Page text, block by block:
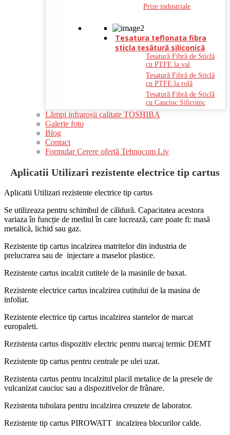
Prize industriale
Tesatura teflonata fibra
sticla ţesătură siliconică
Tesatură Fibră de Sticlă
cu PTFE la val
Tesatură Fibră de Sticlă
cu PTFE la rolă
Tesatură Fibră de Sticlă
cu Cauciuc Siliconic
Lămpi infraroșii calitate TOSHIBA
Galerie foto
Blog
Contact
Formular Cerere ofertă Tehnocom Liv
Aplicatii Utilizari rezistente electrice tip cartus
Aplicatii Utilizari rezistente electrice tip cartus
Se utilizeaza pentru schimbul de căldură. Capacitatea acestora
variaza în funcție de mediul în care lucrează, care poate fi: masă
metalică, lichid sau gaz.
Rezistente tip cartus incalzirea matritelor din industria de
prelucrarea sau de injectare a maselor plastice.
Rezistente cartus incalzit cutitele de la masinile de baxat.
Rezistente electrice cartus incalzirea cutitului de la masina de
infoliat.
Rezistente electrice tip cartus incalzirea stantelor de marcat
europaleti.
Rezistenta cartus dispozitiv eIectric pentru marcaj termic DEMT
Rezistente tip cartus pentru centrale pe ulei uzat.
Rezistenta cartus pentru incalzitul placil metalice de la presele de
vulcanizat cauciuc sau a dispozitivelor de frânare.
Rezistenta tubulara pentru incalzirea creuzete de laborator.
Rezistente tip cartus PIROWATT incalzirea blocurilor calde.